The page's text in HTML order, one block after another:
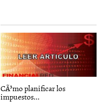
CÃ³mo planificar los
impuestos...